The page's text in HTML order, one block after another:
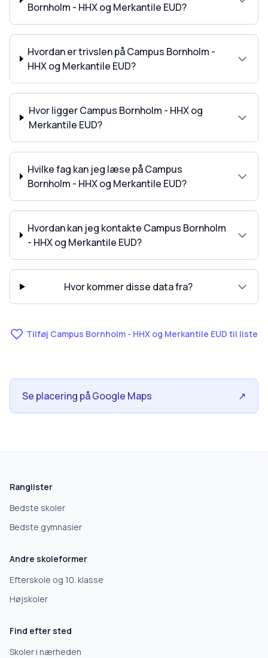
Bornholm - HHX og Merkantile EUD?
Hvordan er trivslen på Campus Bornholm -
HHX og Merkantile EUD?
Hvor ligger Campus Bornholm - HHX og
Merkantile EUD?
Hvilke fag kan jeg læse på Campus
Bornholm - HHX og Merkantile EUD?
Hvordan kan jeg kontakte Campus Bornholm
- HHX og Merkantile EUD?
Hvor kommer disse data fra?
Tilføj Campus Bornholm - HHX og Merkantile EUD til liste
Se placering på Google Maps ↗
Ranglister
Bedste skoler
Bedste gymnasier
Andre skoleformer
Efterskole og 10. klasse
Højskoler
Find efter sted
Skoler i nærheden